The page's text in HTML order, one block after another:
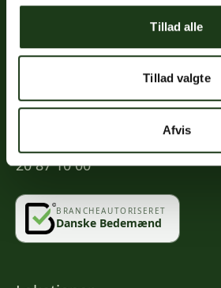
Tillad alle
Tillad valgte
Afvis
Mindeportal
Kontakt
info@vahlogwetche.dk
20 87 10 00
BRANCHEAUTORISERET
Danske Bedemænd